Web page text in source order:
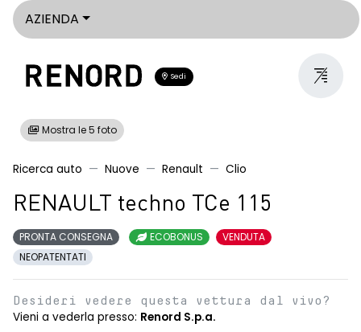
AZIENDA
Sedi
Mostra le 5 foto
Ricerca auto Nuove Renault Clio
RENAULT techno TCe 115
PRONTA CONSEGNA ECOBONUS
VENDUTA
NEOPATENTATI
Desideri vedere questa vettura dal vivo?
Vieni a vederla presso: Renord S.p.a.